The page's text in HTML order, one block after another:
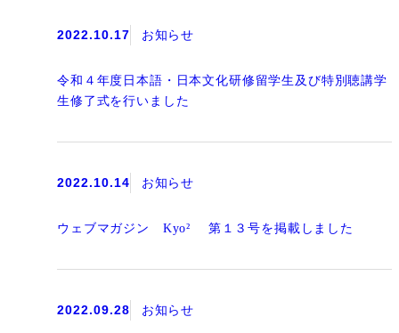
2022.10.17 お知らせ
令和４年度日本語・日本文化研修留学生及び特別聴講学
生修了式を行いました
2022.10.14 お知らせ
ウェブマガジン Kyo² 第１３号を掲載しました
2022.09.28 お知らせ